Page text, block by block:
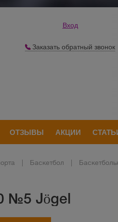
Вход
Заказать обратный звонок
ОТЗЫВЫ АКЦИИ
Баскетбол
№5 Jögel